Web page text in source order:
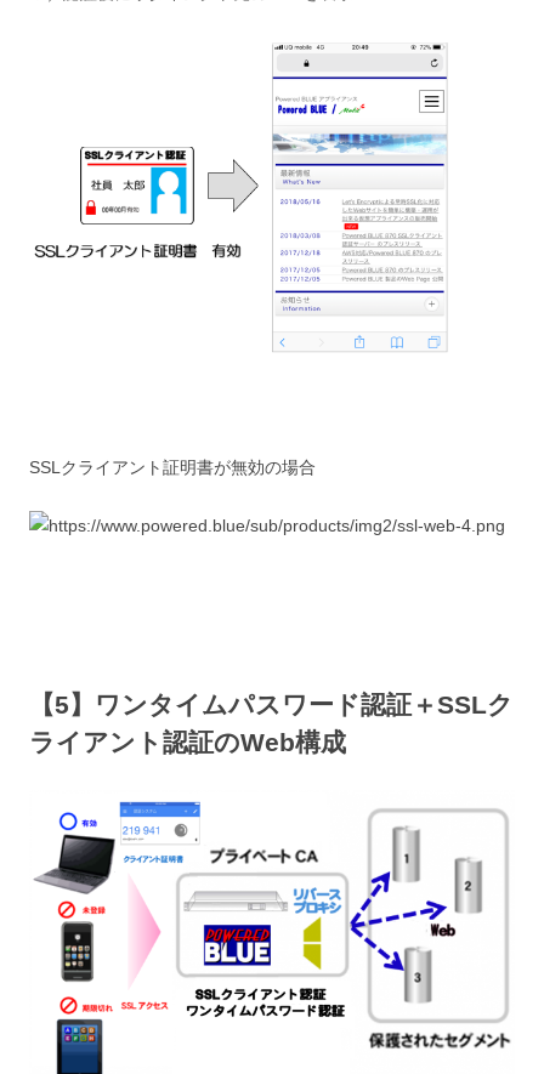
SSLクライアント証明書が無効の場合
【5】ワンタイムパスワード認証＋SSLク
ライアント認証のWeb構成